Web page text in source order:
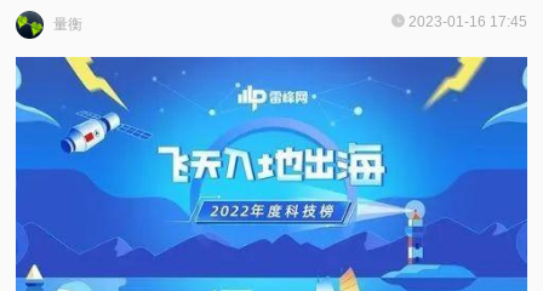
首
页
评
量衡 2023-01-16 17:45